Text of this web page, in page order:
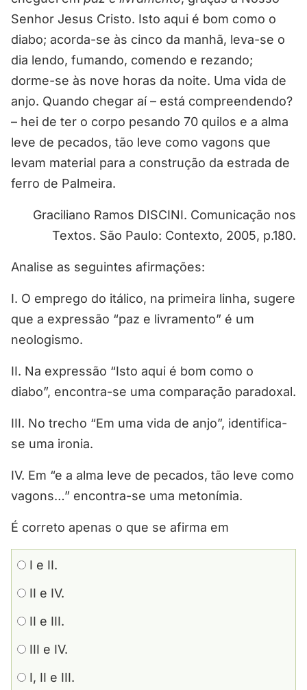
Senhor Jesus Cristo. Isto aqui é bom como o
diabo; acorda-se às cinco da manhã, leva-se o
dia lendo, fumando, comendo e rezando;
dorme-se às nove horas da noite. Uma vida de
anjo. Quando chegar aí – está compreendendo?
– hei de ter o corpo pesando 70 quilos e a alma
leve de pecados, tão leve como vagons que
levam material para a construção da estrada de
ferro de Palmeira.
Graciliano Ramos DISCINI. Comunicação nos
Textos. São Paulo: Contexto, 2005, p.180.
Analise as seguintes afirmações:
I. O emprego do itálico, na primeira linha, sugere
que a expressão “paz e livramento” é um
neologismo.
II. Na expressão “Isto aqui é bom como o
diabo”, encontra-se uma comparação paradoxal.
III. No trecho “Em uma vida de anjo”, identifica-
se uma ironia.
IV. Em “e a alma leve de pecados, tão leve como
vagons…” encontra-se uma metonímia.
É correto apenas o que se afirma em
I e II.
II e IV.
II e III.
III e IV.
I, II e III.